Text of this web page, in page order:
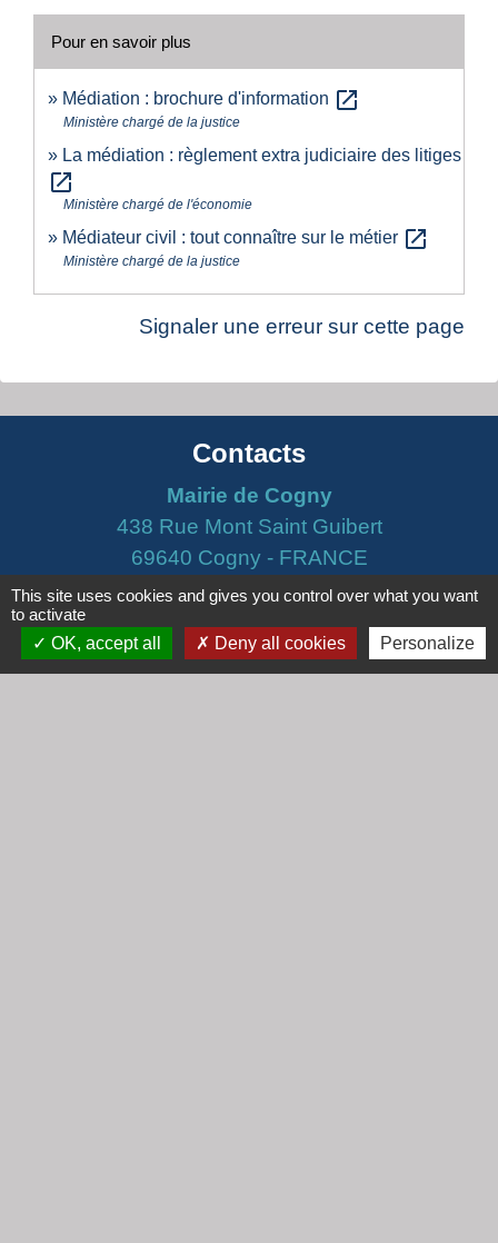
Pour en savoir plus
Médiation : brochure d'information open_in_new
Ministère chargé de la justice
La médiation : règlement extra judiciaire des litiges
open_in_new
Ministère chargé de l'économie
Médiateur civil : tout connaître sur le métier open_in_new
Ministère chargé de la justice
Signaler une erreur sur cette page
Contacts
Mairie de Cogny
438 Rue Mont Saint Guibert
69640 Cogny - FRANCE
+33 4 74 67 30 55
Contact par formulaire
This site uses cookies and gives you control over what you want
to activate
OK, accept all
Deny all cookies Personalize